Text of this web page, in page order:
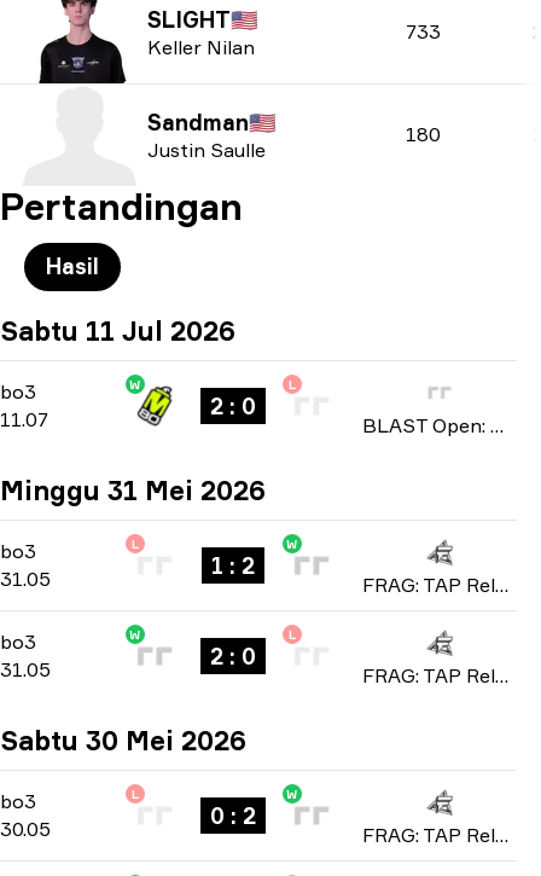
SLIGHT🇺🇸
Keller Nilan
733
Sandman🇺🇸
Justin Saulle
180
Pertandingan
Hasil
Sabtu 11 Jul 2026
bo3 -bo3
11.07
W
2 : 0
L
BLAST Open: North American Qualifier Fall 2026
Minggu 31 Mei 2026
bo3 -bo3
31.05
L
1 : 2
W
FRAG: TAP Reloaded 2026
bo3 -bo3
31.05
W
2 : 0
L
FRAG: TAP Reloaded 2026
Sabtu 30 Mei 2026
bo3 -bo3
30.05
L
0 : 2
W
FRAG: TAP Reloaded 2026